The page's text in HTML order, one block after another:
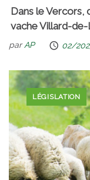
Dans le Vercors,
vache Villard-de-
parAP 02/
LÉGISLATION